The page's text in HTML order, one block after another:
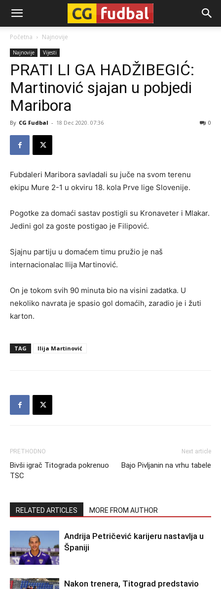
CG-
Fudbal
Početna Najnovije
Najnovije Vijesti
PRATI LI GA HADŽIBEGIĆ:
Martinović sjajan u pobjedi
Maribora
By CG Fudbal - 18 Dec 2020. 07:36 0
Fubdaleri Maribora savladali su juče na svom terenu
ekipu Mure 2-1 u okviru 18. kola Prve lige Slovenije.
Pogotke za domaći sastav postigli su Kronaveter i Mlakar.
Jedini gol za goste postigao je Filipović.
Sjajnu partiju u domaćem timu pružio je naš
internacionalac Ilija Martinović.
On je tokom svih 90 minuta bio na visini zadatka. U
nekoliko navrata je spasio gol domaćih, zaradio je i žuti
karton.
TAG Ilija Martinović
PRETHODNO
Bivši igrač Titograda pokrenuo
TSC
Next article
Bajo Pivljanin na vrhu tabele
RELATED ARTICLES MORE FROM AUTHOR
Andrija Petričević karijeru nastavlja u
Španiji
Nakon trenera, Titograd predstavio